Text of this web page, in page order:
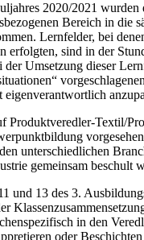
2020/2021 wurden
Bereich in die
Lernfelder, bei
erfolgten, sind in der
der Umsetzung dieser
Produktveredler-Textil/
unterschiedlichen
gemeinsam beschult
und 13 des 3.
in den
oder